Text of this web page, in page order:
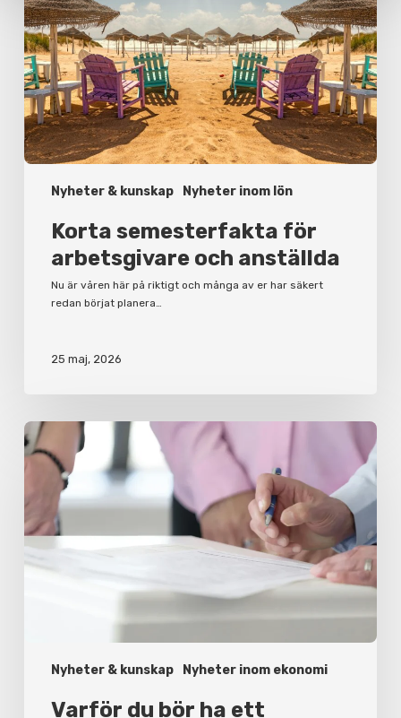
Nyheter & kunskap Nyheter inom lön
och
anställda
Korta semesterfakta för
arbetsgivare och anställda
Nu är våren här på riktigt och många av er har säkert
redan börjat planera…
25 maj, 2026
Nyheter & kunskap Nyheter inom ekonomi
Varför
du
ett
aktieägaravtal
Varför du bör ha ett